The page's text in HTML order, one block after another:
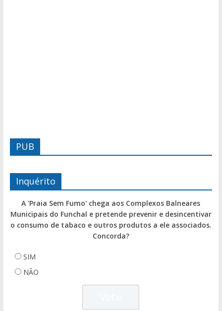
PUB
Inquérito
A 'Praia Sem Fumo' chega aos Complexos Balneares
Municipais do Funchal e pretende prevenir e desincentivar
o consumo de tabaco e outros produtos a ele associados.
Concorda?
SIM
NÃO